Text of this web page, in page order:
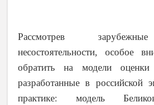
Рассмотрев
несостоятельности, особое
обратить на модели оценки
разработанные в российской
практике: модель